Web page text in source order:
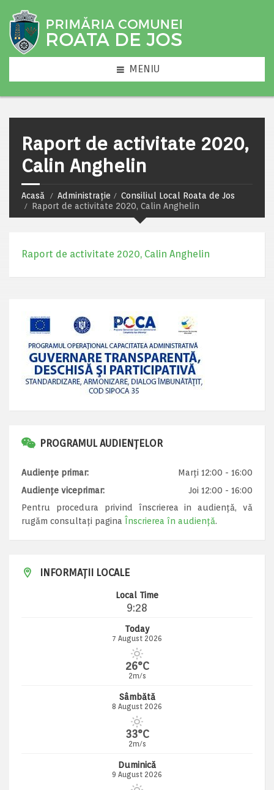
MENIU
Raport de activitate 2020,
Calin Anghelin
Acasă Administrație
Consiliul Local Roata de Jos
Raport de activitate 2020, Calin Anghelin
Raport de activitate 2020, Calin Anghelin
PROGRAMUL AUDIENȚELOR
Audiențe primar:
Marți 12:00 - 16:00
Audiențe viceprimar:
Joi 12:00 - 16:00
Pentru procedura privind înscrierea in audiență, vă
rugăm consultați pagina Înscrierea în audiență.
INFORMAȚII LOCALE
Local Time
9:28
Today
7 August 2026
26°C
2m/s
Sâmbătă
8 August 2026
33°C
2m/s
Duminică
9 August 2026